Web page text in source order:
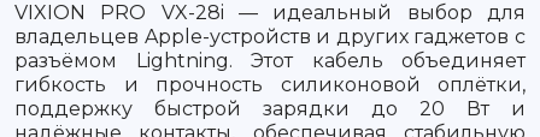
VIXION PRO VX-28i — идеальный выбор для
владельцев Apple-устройств и других гаджетов с
разъёмом Lightning. Этот кабель объединяет
гибкость и прочность силиконовой оплётки,
поддержку быстрой зарядки до 20 Вт и